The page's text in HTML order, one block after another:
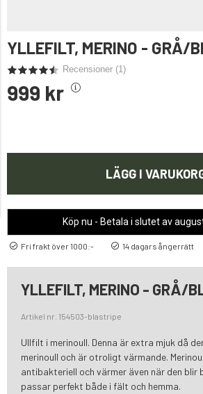
YLLEFILT, MERINO - GRÅ/
Recensioner (1)
999 kr
LÄGG I
Köp nu - Betala i slutet av
Fri frakt över 1000:- 14 dagars ångerrätt
YLLEFILT, MERINO - GRÅ/
Artikel nr. 154503-blastripe
Ullfilt i merinoull. Denna är extra mjuk då
merinoull och är otroligt värmande.
antibakteriell och värmer även när den blir
passar perfekt både i fält och hemma.